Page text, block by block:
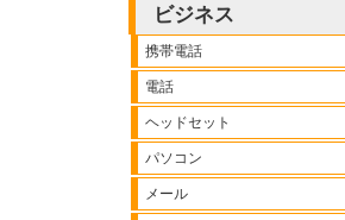
ビジネス
携帯電話
電話
ヘッドセット
パソコン
メール